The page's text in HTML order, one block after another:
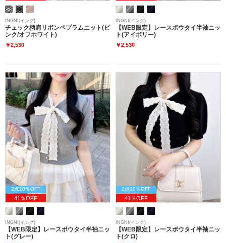
INGNI(イング)
チェック柄肩リボンペプラムニット(ピ
ンク/オフホワイト)
￥2,530
INGNI(イング)
【WEB限定】レースボウタイ半袖ニッ
ト(アイボリー)
￥2,530
2点10％OFF
41％OFF
INGNI(イング)
【WEB限定】レースボウタイ半袖ニッ
ト(グレー)
2点10％OFF
41％OFF
INGNI(イング)
【WEB限定】レースボウタイ半袖ニッ
ト(クロ)